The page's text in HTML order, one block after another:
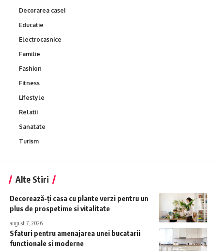
Decorarea casei
Educatie
Electrocasnice
Familie
Fashion
Fitness
Lifestyle
Relatii
Sanatate
Turism
Alte Stiri
Decorează-ți casa cu plante verzi pentru un
plus de prospetime si vitalitate
august 7, 2026
Sfaturi pentru amenajarea unei bucatarii
functionale si moderne